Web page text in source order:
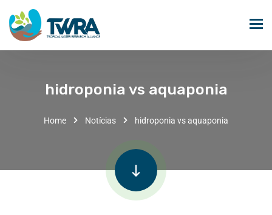
hidroponia vs aquaponia
Home Notícias hidroponia vs aquaponia